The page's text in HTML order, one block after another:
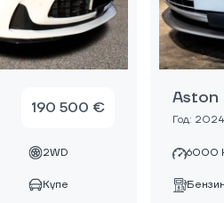
190 500 €
2WD
Купе
Aston
Год:
6000